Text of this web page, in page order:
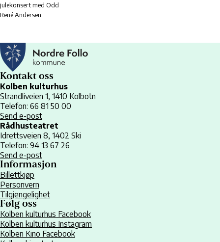
julekonsert med Odd
René Andersen
Kontakt oss
Kolben kulturhus
Strandliveien 1, 1410 Kolbotn
Telefon: 66 81 50 00
Send e-post
Rådhusteatret
Idrettsveien 8, 1402 Ski
Telefon: 94 13 67 26
Send e-post
Informasjon
Billettkjøp
Personvern
Tilgjengelighet
Følg oss
Kolben kulturhus Facebook
Kolben kulturhus Instagram
Kolben Kino Facebook